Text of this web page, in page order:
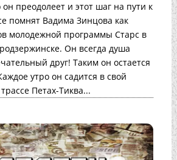
преодолеет и этот шаг на пути к
помнят Вадима Зинцова как
молодежной программы Старс в
Он всегда душа
друг! Таким он остается
утро он садится в свой
Петах-Тиква...